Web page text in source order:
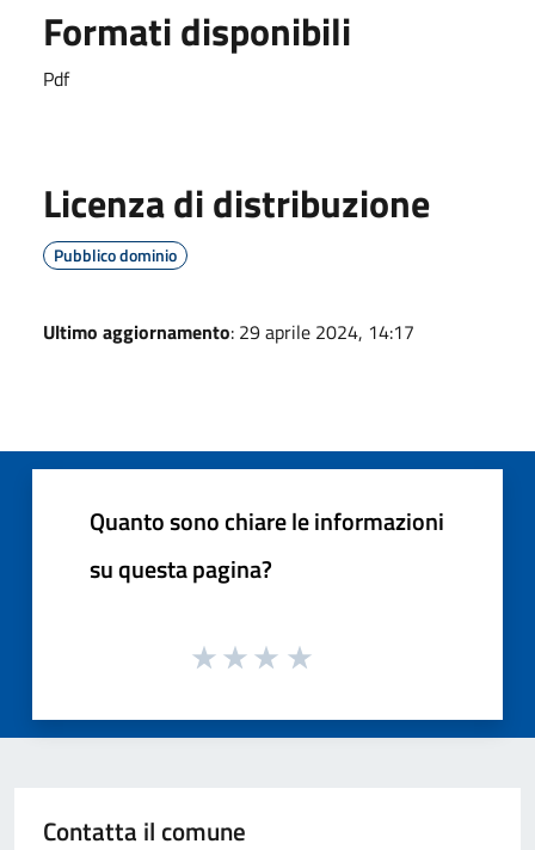
Formati disponibili
Pdf
Licenza di distribuzione
Pubblico dominio
Ultimo aggiornamento: 29 aprile 2024, 14:17
Quanto sono chiare le informazioni
su questa pagina?
Contatta il comune